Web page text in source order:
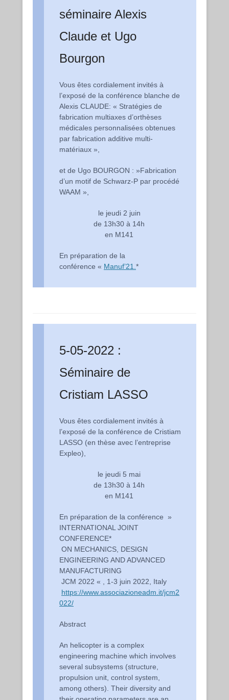
séminaire Alexis
Claude et Ugo
Bourgon
Vous êtes cordialement invités à
l’exposé de la conférence blanche de
Alexis CLAUDE: « Stratégies de
fabrication multiaxes d’orthèses
médicales personnalisées obtenues
par fabrication additive multi-
matériaux »,
et de Ugo BOURGON : »Fabrication
d’un motif de Schwarz-P par procédé
WAAM »,
le jeudi2 juin
de 13h30 à 14h
en M141
En préparation de la
conférence « Manuf’21. *
5-05-2022 :
Séminaire de
Cristiam LASSO
Vous êtes cordialement invités à
l’exposé de la conférence de Cristiam
LASSO (en thèse avec l’entreprise
Expleo),
le jeudi 5 mai
de 13h30 à 14h
en M141
En préparation de la conférence »
INTERNATIONAL JOINT
CONFERENCE*
ON MECHANICS, DESIGN
ENGINEERING AND ADVANCED
MANUFACTURING
JCM 2022 « , 1-3 juin 2022, Italy
https://www.associazioneadm.it/jcm2
022/
Abstract
An helicopter is a complex
engineering machine which involves
several subsystems (structure,
propulsion unit, control system,
among others). Their diversity and